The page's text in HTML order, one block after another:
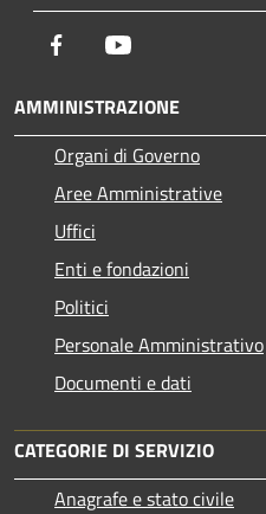
Facebook
AMMINISTRAZIONE
Organi di Governo
Aree Amministrative
Uffici
Enti e fondazioni
Politici
Personale Amministrativo
Documenti e dati
CATEGORIE DI SERVIZIO
Anagrafe e stato civile